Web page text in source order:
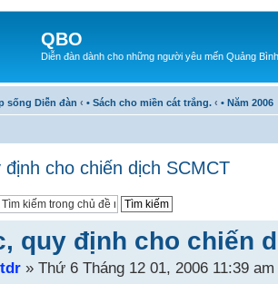
QBO
Diễn đàn dành cho những người yêu mến Quảng Bình
sống Diễn đàn ‹ • Sách cho miền cát trắng. ‹ • Năm 2006
cho chiến dịch SCMCT
quy định cho chiến
» Thứ 6 Tháng 12 01, 2006 11:39 am